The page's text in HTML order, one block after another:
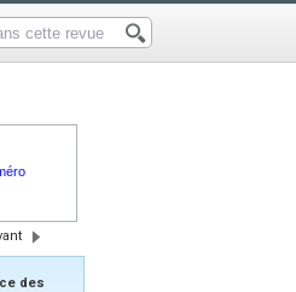
des